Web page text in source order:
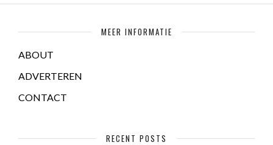
MEER INFORMATIE
ABOUT
ADVERTEREN
CONTACT
RECENT POSTS